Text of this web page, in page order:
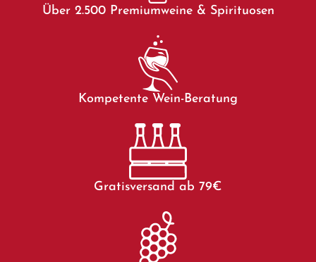
Über 2.500 Premiumweine & Spirituosen
Kompetente Wein-Beratung
Gratisversand ab 79€